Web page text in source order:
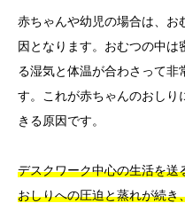
赤ちゃんや幼児の場合は、お
因となります。おむつの中は
る湿気と体温が合わさって非
す。これが赤ちゃんのおしり
きる原因です。
デスクワーク中心の生活を送
おしりへの圧迫と蒸れが続き